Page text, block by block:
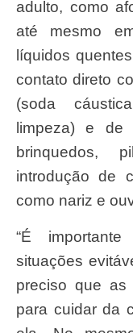
adulto, como
até mesmo
líquidos
contato direto
(soda
limpeza) e de
brinquedos,
introdução de
como nariz e
“É importante destacar que essas são
situações
preciso que as
para cuidar da